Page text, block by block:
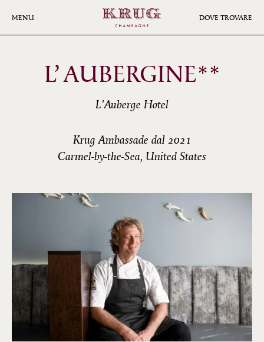
MENU DOVE TROVARE
L’ AUBERGINE**
L'Auberge Hotel
Krug Ambassade dal 2021
Carmel-by-the-Sea, United States